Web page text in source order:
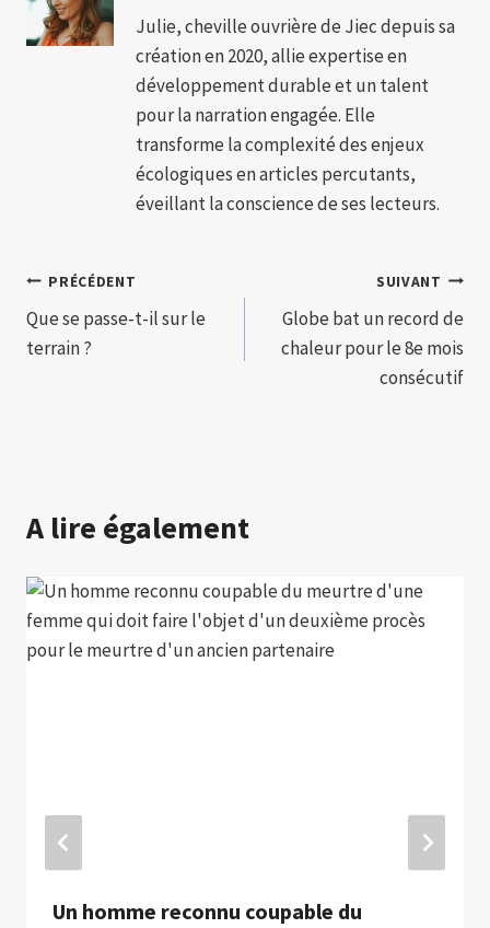
Julie, cheville ouvrière de Jiec depuis sa
création en 2020, allie expertise en
développement durable et un talent
pour la narration engagée. Elle
transforme la complexité des enjeux
écologiques en articles percutants,
éveillant la conscience de ses lecteurs.
Navigation
de
PRÉCÉDENT
Que se passe-t-il sur le
terrain ?
SUIVANT
Globe bat un record de
chaleur pour le 8e mois
consécutif
A lire également
Un homme reconnu coupable du